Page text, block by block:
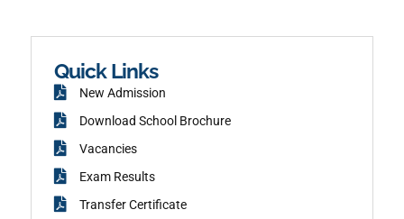
o
Quick Links
New Admission
Download School Brochure
Vacancies
Exam Results
Transfer Certificate